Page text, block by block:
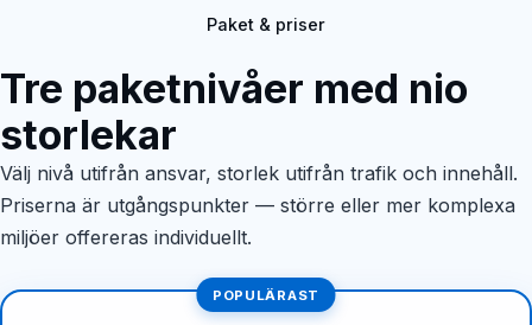
Paket & priser
Tre paketnivåer med nio
storlekar
Välj nivå utifrån ansvar, storlek utifrån trafik och innehåll.
Priserna är utgångspunkter — större eller mer komplexa
miljöer offereras individuellt.
POPULÄRAST